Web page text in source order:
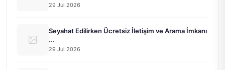
29 Jul 2026
Seyahat Edilirken Ücretsiz İletişim ve Arama İmkanı
...
29 Jul 2026